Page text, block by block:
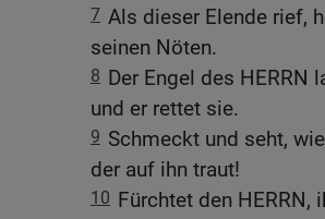
7 Als dieser Elende rief,
seinen Nöten.
8 Der Engel des HERRN
und er rettet sie.
9 Schmeckt und seht,
der auf ihn traut!
10 Fürchtet den HERRN,